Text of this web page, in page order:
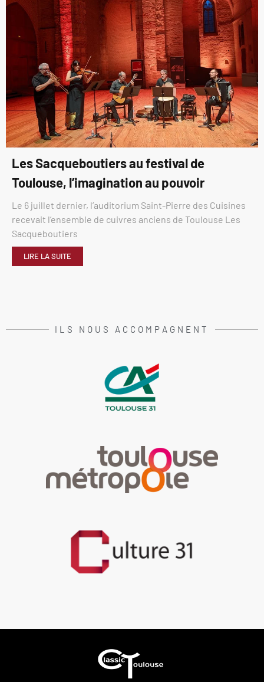
Les Sacqueboutiers au festival de
Toulouse, l’imagination au pouvoir
Le 6 juillet dernier, l’auditorium Saint-Pierre des Cuisines
recevait l’ensemble de cuivres anciens de Toulouse Les
Sacqueboutiers
LIRE LA SUITE
ILS NOUS ACCOMPAGNENT